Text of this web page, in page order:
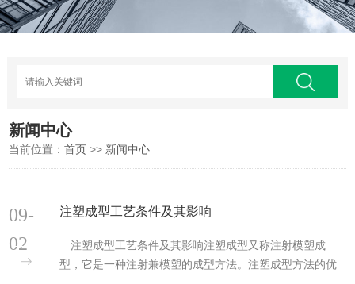
新闻中心
当前位置：首页 >> 新闻中心
注塑成型工艺条件及其影响
注塑成型工艺条件及其影响注塑成型又称注射模塑成
型，它是一种注射兼模塑的成型方法。注塑成型方法的优
09-
02